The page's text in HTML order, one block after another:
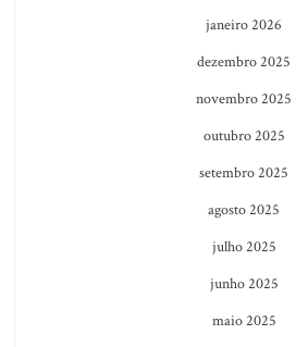
janeiro 2026
dezembro 2025
novembro 2025
outubro 2025
setembro 2025
agosto 2025
julho 2025
junho 2025
maio 2025